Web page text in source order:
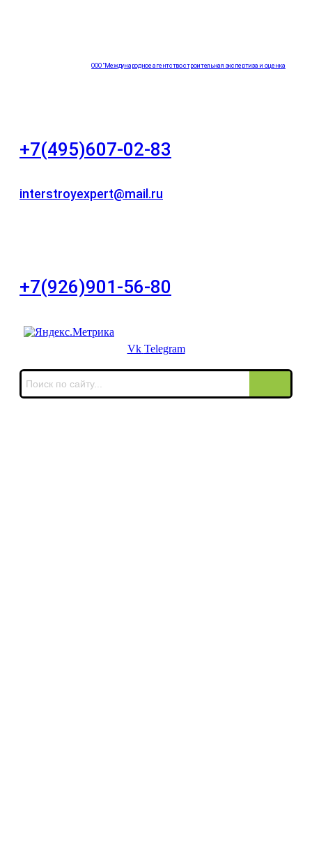
ООО "Международное агентство строительная экспертиза и оценка
+7(495)607-02-83
interstroyexpert@mail.ru
+7(926)901-56-80
Vk Telegram